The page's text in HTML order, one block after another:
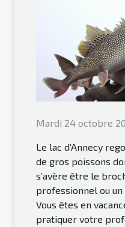
Mardi 24 octobre
Le lac d’Annecy
de gros poissons
s’avère être le
professionnel ou
Vous êtes en
pratiquer votre